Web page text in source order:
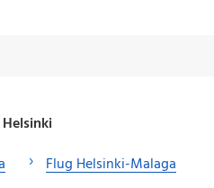
Flug Helsinki-Malaga